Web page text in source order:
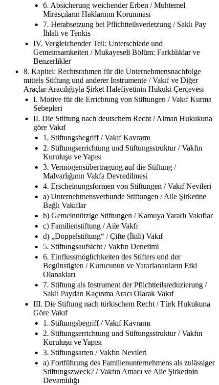
6. Absicherung weichender Erben / Muhtemel
Mirasçıların Haklarının Korunması
7. Herabsetzung bei Pflichtteilsverletzung / Saklı Pay
İhlali ve Tenkis
IV. Vergleichender Teil: Unterschiede und
Gemeinsamkeiten / Mukayeseli Bölüm: Farklılıklar ve
Benzerlikler
8. Kapitel: Rechtsrahmen für die Unternehmensnachfolge
mittels Stiftung und anderer Instrumente / Vakıf ve Diğer
Araçlar Aracılığıyla Şirket Halefiyetinin Hukuki Çerçevesi
I. Motive für die Errichtung von Stiftungen / Vakıf Kurma
Sebepleri
II. Die Stiftung nach deutschem Recht / Alman Hukukuna
göre Vakıf
1. Stiftungsbegriff / Vakıf Kavramı
2. Stiftungserrichtung und Stiftungsstruktur / Vakfın
Kuruluşu ve Yapısı
3. Vermögensübertragung auf die Stiftung /
Malvarlığının Vakfa Devredilmesi
4. Erscheinungsformen von Stiftungen / Vakıf Nevileri
a) Unternehmensverbunde Stiftungen / Aile Şirketine
Bağlı Vakıflar
b) Gemeinnützige Stiftungen / Kamuya Yararlı Vakıflar
c) Familienstiftung / Aile Vakfı
d) „Doppelstiftung“ / Çifte (İkili) Vakıf
5. Stiftungsaufsicht / Vakfın Denetimi
6. Einflussmöglichkeiten des Stifters und der
Begünstigten / Kurucunun ve Yararlananların Etki
Olanakları
7. Stiftung als Instrument der Pflichtteilsreduzierung /
Saklı Paydan Kaçınma Aracı Olarak Vakıf
III. Die Stiftung nach türkischem Recht / Türk Hukukuna
Göre Vakıf
1. Stiftungsbegriff / Vakıf Kavramı
2. Stiftungserrichtung und Stiftungsstruktur / Vakfın
Kuruluşu ve Yapısı
3. Stiftungsarten / Vakfın Nevileri
a) Fortführung des Familienunternehmens als zulässiger
Stiftungszweck? / Vakfın Amacı ve Aile Şirketinin
Devamlılığı